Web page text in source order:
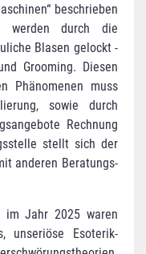
beschrieben
werden durch die
Blasen gelockt -
Grooming. Diesen
Phänomenen muss
sowie durch
Rechnung
stellt sich der
anderen Beratungs-
im Jahr 2025 waren
unseriöse Esoterik-